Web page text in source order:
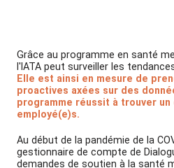
Grâce au programme en santé
l'IATA peut surveiller les
Elle est ainsi en mesure de
proactives axées sur des
programme réussit à trouver un
employé(e)s.
Au début de la pandémie de la
gestionnaire de compte de
demandes de soutien à la santé